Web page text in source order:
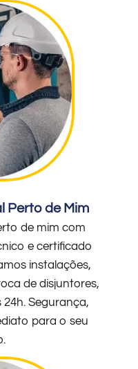
Perto de Mim
de mim com
e certificado
instalações,
de disjuntores,
Segurança,
para o seu